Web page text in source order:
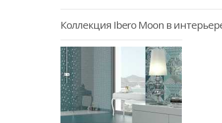
Коллекция Ibero Moon в